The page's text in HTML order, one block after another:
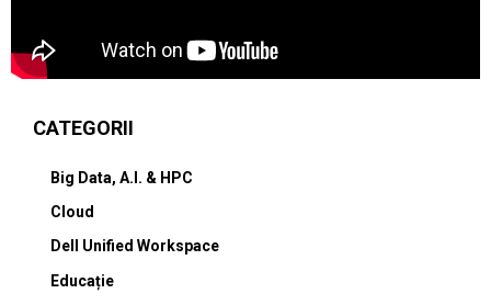
CATEGORII
Big Data, A.I. & HPC
Cloud
Dell Unified Workspace
Educație